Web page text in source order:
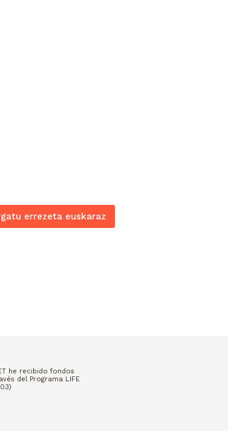
errezeta euskaraz
he recibido fondos
del Programa LIFE